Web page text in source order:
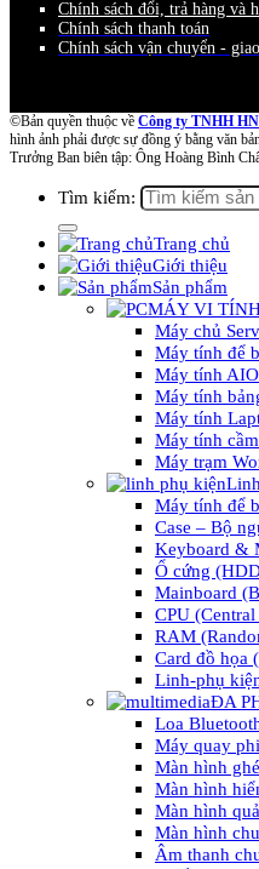
Chính sách đổi, trả hàng và
Chính sách thanh toán
Chính sách vận chuyển -
©Bản quyền thuộc về Công ty TNHH
hình ảnh phải được sự đồng ý bằng văn
Trưởng Ban biên tập: Ông Hoàng Bình
Tìm kiếm:
Trang chủ
Giới thiệu
Sản phẩm
MÁY VI
Máy chủ
Máy tính để
Máy tính AIO
Máy tính
Máy tính
Máy tính
Máy trạm
Máy tính để
Case – Bộ
Keyboard &
Ổ cứng
Mainboard
CPU
RAM
Card đồ họa
Linh-phụ
ĐA
Loa
Máy quay
Màn hình
Màn hình
Màn hình
Màn hình
Âm thanh